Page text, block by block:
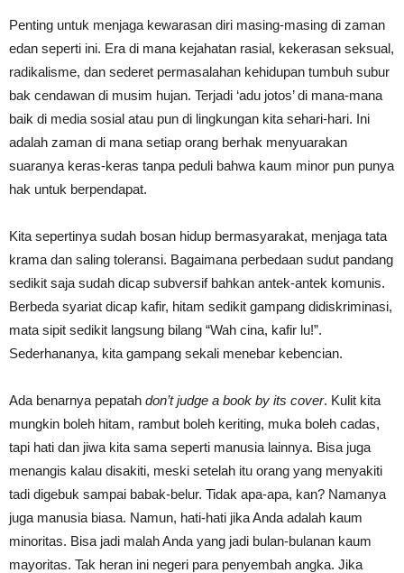
Penting untuk menjaga kewarasan diri masing-masing di zaman
edan seperti ini. Era di mana kejahatan rasial, kekerasan seksual,
radikalisme, dan sederet permasalahan kehidupan tumbuh subur
bak cendawan di musim hujan. Terjadi ‘adu jotos’ di mana-mana
baik di media sosial atau pun di lingkungan kita sehari-hari. Ini
adalah zaman di mana setiap orang berhak menyuarakan
suaranya keras-keras tanpa peduli bahwa kaum minor pun punya
hak untuk berpendapat.
Kita sepertinya sudah bosan hidup bermasyarakat, menjaga tata
krama dan saling toleransi. Bagaimana perbedaan sudut pandang
sedikit saja sudah dicap subversif bahkan antek-antek komunis.
Berbeda syariat dicap kafir, hitam sedikit gampang didiskriminasi,
mata sipit sedikit langsung bilang “Wah cina, kafir lu!”.
Sederhananya, kita gampang sekali menebar kebencian.
Ada benarnya pepatah don’t judge a book by its cover. Kulit kita
mungkin boleh hitam, rambut boleh keriting, muka boleh cadas,
tapi hati dan jiwa kita sama seperti manusia lainnya. Bisa juga
menangis kalau disakiti, meski setelah itu orang yang menyakiti
tadi digebuk sampai babak-belur. Tidak apa-apa, kan? Namanya
juga manusia biasa. Namun, hati-hati jika Anda adalah kaum
minoritas. Bisa jadi malah Anda yang jadi bulan-bulanan kaum
mayoritas. Tak heran ini negeri para penyembah angka. Jika